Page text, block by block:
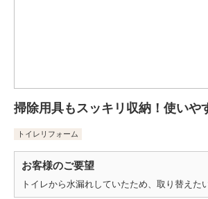
掃除用具もスッキリ収納！使いや
トイレリフォーム
お客様のご要望
トイレから水漏れしていたため、取り替えたい